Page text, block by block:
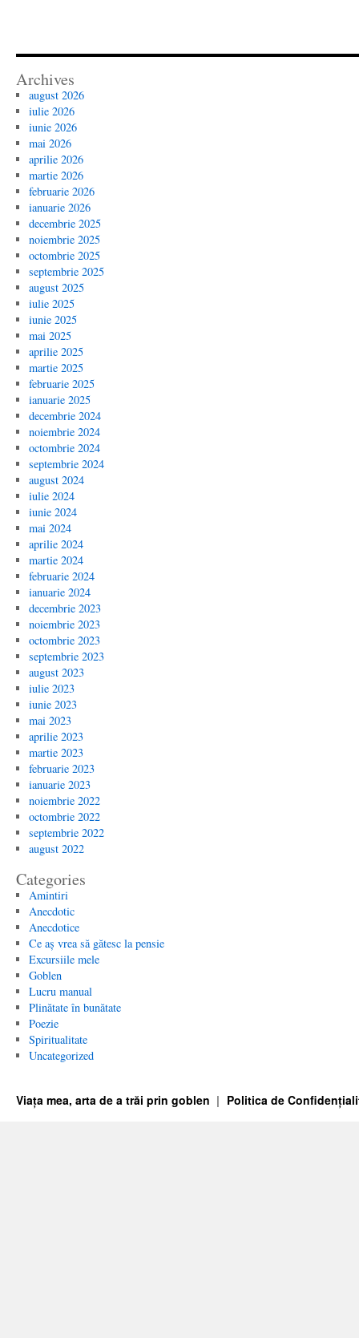
Archives
august 2026
iulie 2026
iunie 2026
mai 2026
aprilie 2026
martie 2026
februarie 2026
ianuarie 2026
decembrie 2025
noiembrie 2025
octombrie 2025
septembrie 2025
august 2025
iulie 2025
iunie 2025
mai 2025
aprilie 2025
martie 2025
februarie 2025
ianuarie 2025
decembrie 2024
noiembrie 2024
octombrie 2024
septembrie 2024
august 2024
iulie 2024
iunie 2024
mai 2024
aprilie 2024
martie 2024
februarie 2024
ianuarie 2024
decembrie 2023
noiembrie 2023
octombrie 2023
septembrie 2023
august 2023
iulie 2023
iunie 2023
mai 2023
aprilie 2023
martie 2023
februarie 2023
ianuarie 2023
noiembrie 2022
octombrie 2022
septembrie 2022
august 2022
Categories
Amintiri
Anecdotic
Anecdotice
Ce aș vrea să gătesc la pensie
Excursiile mele
Goblen
Lucru manual
Plinătate în bunătate
Poezie
Spiritualitate
Uncategorized
Viața mea, arta de a trăi prin goblen Politica de